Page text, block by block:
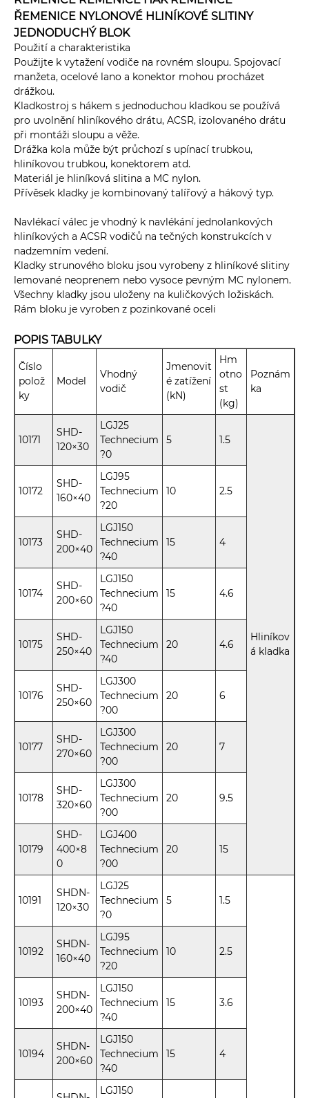
ŘEMENICE NYLONOVÉ HLINÍKOVÉ SLITINY
JEDNODUCHÝ BLOK
Použití a charakteristika
Použijte k vytažení vodiče na rovném sloupu. Spojovací
manžeta, ocelové lano a konektor mohou procházet
drážkou.
Kladkostroj s hákem s jednoduchou kladkou se používá
pro uvolnění hliníkového drátu, ACSR, izolovaného drátu
při montáži sloupu a věže.
Drážka kola může být průchozí s upínací trubkou,
hliníkovou trubkou, konektorem atd.
Materiál je hliníková slitina a MC nylon.
Přívěsek kladky je kombinovaný talířový a hákový typ.
Navlékací válec je vhodný k navlékání jednolankových
hliníkových a ACSR vodičů na tečných konstrukcích v
nadzemním vedení.
Kladky strunového bloku jsou vyrobeny z hliníkové slitiny
lemované neoprenem nebo vysoce pevným MC nylonem.
Všechny kladky jsou uloženy na kuličkových ložiskách.
Rám bloku je vyroben z pozinkované oceli
POPIS TABULKY
Číslo
polož
ky
Model
Vhodný
vodič
Jmenovit
é zatížení
(kN)
Hm
otno
st
(kg)
Poznám
ka
10171
SHD-
120×30
LGJ25
Technecium
?0
5 1.5
Hliníkov
á kladka
10172
SHD-
160×40
LGJ95
Technecium
?20
10 2.5
10173
SHD-
200×40
LGJ150
Technecium
?40
15 4
10174
SHD-
200×60
LGJ150
Technecium
?40
15 4.6
10175
SHD-
250×40
LGJ150
Technecium
?40
20 4.6
10176
SHD-
250×60
LGJ300
Technecium
?00
20 6
10177
SHD-
270×60
LGJ300
Technecium
?00
20 7
10178
SHD-
320×60
LGJ300
Technecium
?00
20 9.5
10179
SHD-
400×8
0
LGJ400
Technecium
?00
20 15
10191
SHDN-
120×30
LGJ25
Technecium
?0
5 1.5
10192
SHDN-
160×40
LGJ95
Technecium
?20
10 2.5
10193
SHDN-
200×40
LGJ150
Technecium
?40
15 3.6
10194
SHDN-
200×60
LGJ150
Technecium
?40
15 4
LGJ150